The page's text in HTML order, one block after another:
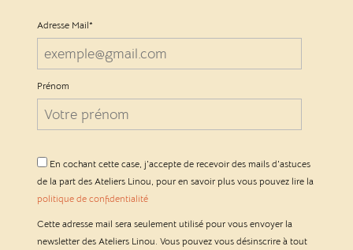
Adresse Mail*
Prénom
En cochant cette case, j'accepte de recevoir des mails d'astuces
de la part des Ateliers Linou, pour en savoir plus vous pouvez lire la
politique de confidentialité
Cette adresse mail sera seulement utilisé pour vous envoyer la
newsletter des Ateliers Linou. Vous pouvez vous désinscrire à tout